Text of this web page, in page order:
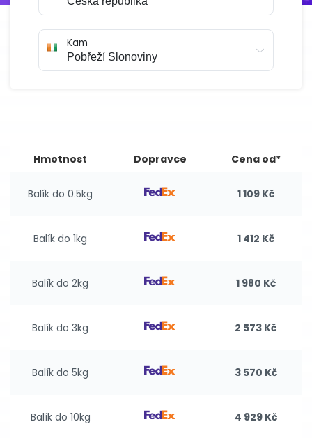
Kam
Hmotnost Dopravce Cena od*
Balík do 0.5kg 1 109 Kč
Balík do 1kg 1 412 Kč
Balík do 2kg 1 980 Kč
Balík do 3kg 2 573 Kč
Balík do 5kg 3 570 Kč
Balík do 10kg 4 929 Kč